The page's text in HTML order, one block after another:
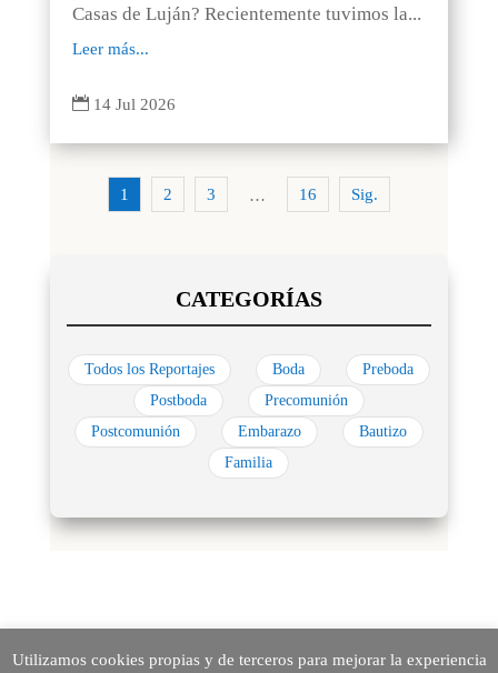
Casas de Luján? Recientemente tuvimos la...
Leer más...
 14 Jul 2026
1 2 3 … 16 Sig.
Todos los Reportajes Boda
Preboda
Postboda
Precomunión
Postcomunión
Embarazo
Bautizo
Familia
Utilizamos cookies propias y de terceros para mejorar la experiencia